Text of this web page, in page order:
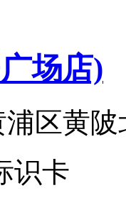
场店)
浦区黄
识卡